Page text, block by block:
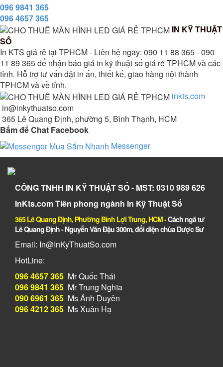
096 9841 365
096 4657 365
IN KỸ THUẬT
SỐ
In KTS giá rẻ tại TPHCM - Liên hệ ngay: 090 11 88 365 - 090
11 89 365 để nhận báo giá in kỹ thuật số giá rẻ TPHCM và các
tỉnh. Hỗ trợ tư vấn đặt in ấn, thiết kế, giao hàng nội thành
TPHCM và về tỉnh.
inkts.com
in@inkythuatso.com
365 Lê Quang Định, phường 5, Bình Thạnh, HCM
Bấm để Chat Facebook
Messenger
CÔNG TNHH IN KỸ THUẬT SỐ - MST: 0310 989 626
InKts.com Tiên phong ngành In Kỹ Thuật Số
365 Lê Quang Định, Phường Bình Lợi Trung, HCM-Cách ngã tư
Lê Quang Định - Nguyễn Văn Đậu 300m, đối diện chùa Dược Sư
Email: In@InKyThuatSo.com
HotLine:
096 4657 365 Mr Quốc Thái
096 9841 365 Mr Trung Nghĩa
090 6961 365 Ms Ánh Duyên
096 4212 365 Ms Xuân Hạ